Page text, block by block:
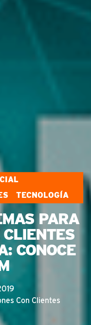
TECNOLOGÍA
PARA
CONOCE
Con Clientes